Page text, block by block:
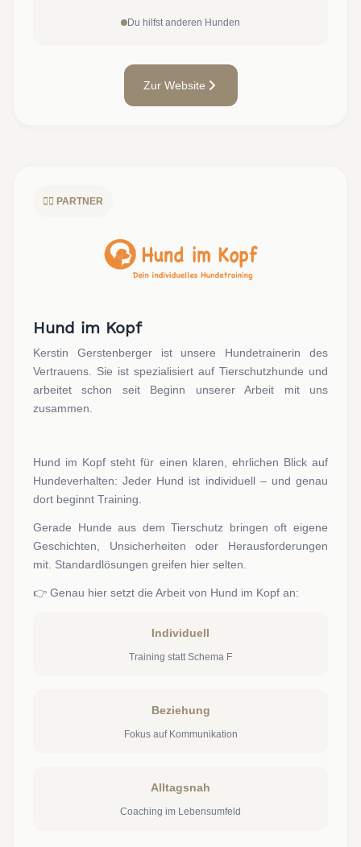
Du hilfst anderen Hunden
Zur Website
🐕‍🦺 PARTNER
Hund im Kopf
Kerstin Gerstenberger ist unsere Hundetrainerin des
Vertrauens. Sie ist spezialisiert auf Tierschutzhunde und
arbeitet schon seit Beginn unserer Arbeit mit uns
zusammen.
Hund im Kopf steht für einen klaren, ehrlichen Blick auf
Hundeverhalten: Jeder Hund ist individuell – und genau
dort beginnt Training.
Gerade Hunde aus dem Tierschutz bringen oft eigene
Geschichten, Unsicherheiten oder Herausforderungen
mit. Standardlösungen greifen hier selten.
👉 Genau hier setzt die Arbeit von Hund im Kopf an:
Individuell
Training statt Schema F
Beziehung
Fokus auf Kommunikation
Alltagsnah
Coaching im Lebensumfeld